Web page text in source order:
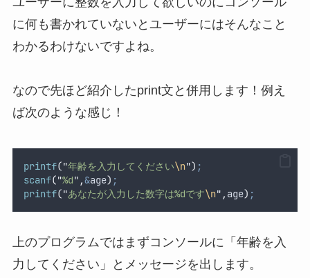
に何も書かれていないとユーザーにはそんなこと
わかるわけないですよね。
なので先ほど紹介したprint文と併用します！例え
ば次のような感じ！
printf("年齢を入力してください\n") ;
scanf("%d" ,&age) ;
printf("あなたが入力した数字は%dです\n" , age) ;
上のプログラムではまずコンソールに「年齢を入
力してください」とメッセージを出します。